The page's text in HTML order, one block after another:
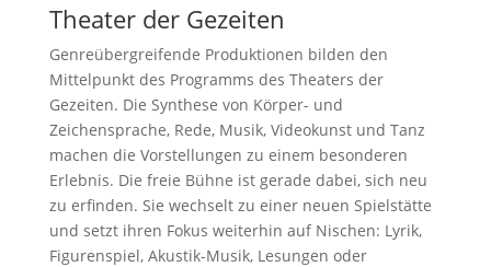
Theater der Gezeiten
Genreübergreifende Produktionen bilden den
Mittelpunkt des Programms des Theaters der
Gezeiten. Die Synthese von Körper- und
Zeichensprache, Rede, Musik, Videokunst und Tanz
machen die Vorstellungen zu einem besonderen
Erlebnis. Die freie Bühne ist gerade dabei, sich neu
zu erfinden. Sie wechselt zu einer neuen Spielstätte
und setzt ihren Fokus weiterhin auf Nischen: Lyrik,
Figurenspiel, Akustik-Musik, Lesungen oder